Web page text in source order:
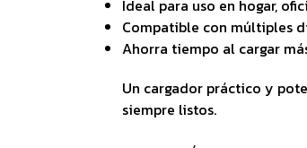
Ideal para uso en hogar,
Compatible con múltiples
Ahorra tiempo al cargar
Un cargador práctico y
siempre listos.